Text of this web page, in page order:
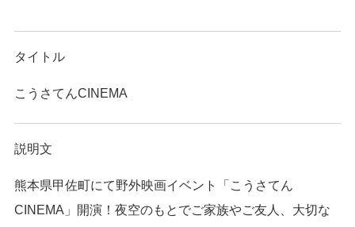
タイトル
こうさてんCINEMA
説明文
熊本県甲佐町にて野外映画イベント「こうさてん
CINEMA」開演！夜空のもとでご家族やご友人、大切な